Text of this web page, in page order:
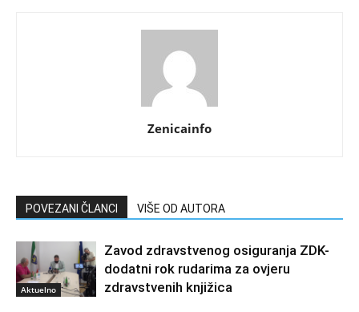
Zenicainfo
POVEZANI ČLANCI VIŠE OD AUTORA
Aktuelno
Zavod zdravstvenog osiguranja ZDK-
dodatni rok rudarima za ovjeru
zdravstvenih knjižica